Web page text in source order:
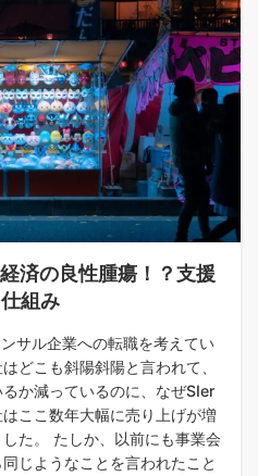
済の良性腫瘍！？支援
組み
サル企業への転職を考えてい
どこも斜陽斜陽と言われて、
か減っているのに、なぜSIer
ここ数年大幅に売り上げが増
た。 たしか、以前にも事業会
じようなことを言われたこと